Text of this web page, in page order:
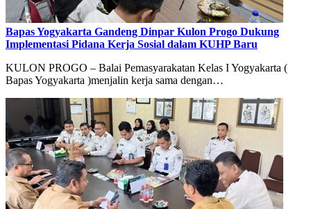
Bapas Yogyakarta Gandeng Dinpar Kulon Progo Dukung
Implementasi Pidana Kerja Sosial dalam KUHP Baru
KULON PROGO – Balai Pemasyarakatan Kelas I Yogyakarta (
Bapas Yogyakarta )menjalin kerja sama dengan…